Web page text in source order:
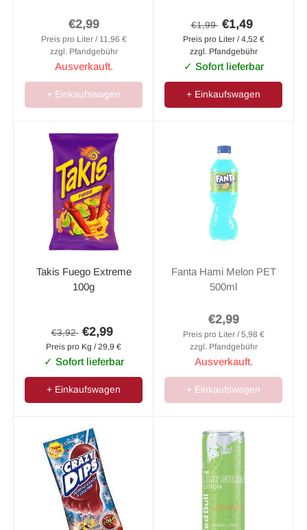
€2,99
Preis pro Liter / 11,96 €
zzgl. Pfandgebühr
Ausverkauft.
+ Einkaufswagen
€1,99 €1,49
Preis pro Liter / 4,52 €
zzgl. Pfandgebühr
✓ Sofort lieferbar
+ Einkaufswagen
Takis Fuego Extreme
100g
€3,92 €2,99
Preis pro Kg / 29,9 €
✓ Sofort lieferbar
+ Einkaufswagen
Fanta Hami Melon PET
500ml
€2,99
Preis pro Liter / 5,98 €
zzgl. Pfandgebühr
Ausverkauft.
+ Einkaufswagen